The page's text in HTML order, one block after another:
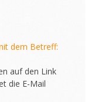
dem Betreff:
auf den Link
die E-Mail